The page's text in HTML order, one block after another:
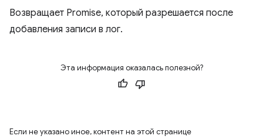
Возвращает Promise, который разрешается после
добавления записи в лог.
Эта информация оказалась полезной?
Если не указано иное, контент на этой странице